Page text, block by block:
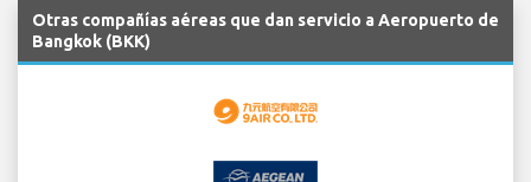
Otras compañías aéreas que dan servicio a Aeropuerto de
Bangkok (BKK)